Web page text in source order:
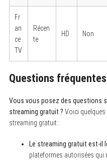
Fr
an
ce
TV
Récen
te
HD Non
Questions
Vous vous posez des questions
streaming gratuit ? Voici
streaming gratuit :
Le streaming gratuit est-il
plateformes autorisées qui